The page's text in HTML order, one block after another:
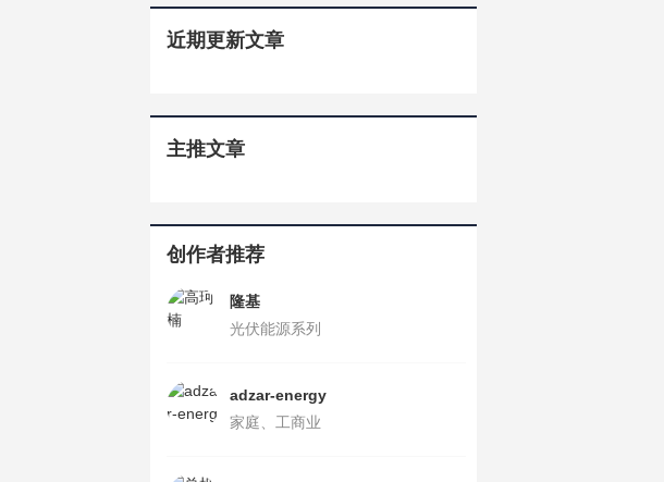
近期更新文章
主推文章
创作者推荐
隆基
光伏能源系列
adzar-energy
家庭、工商业